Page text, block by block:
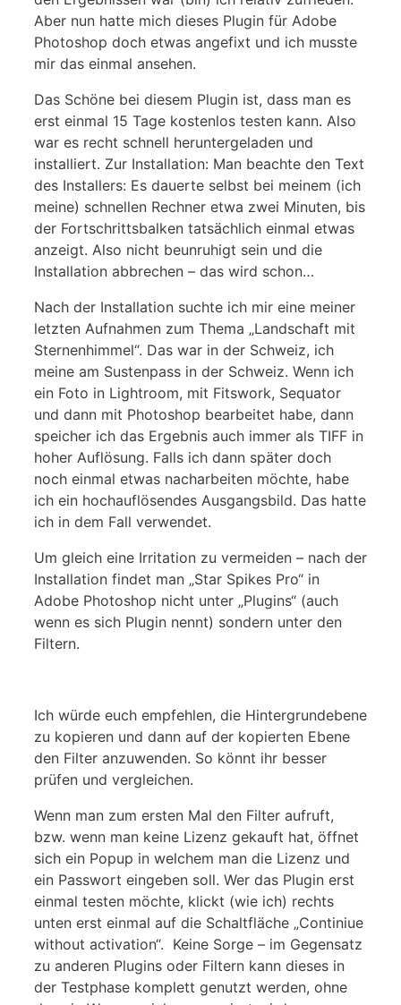
Aber nun hatte mich dieses Plugin für Adobe
Photoshop doch etwas angefixt und ich musste
mir das einmal ansehen.
Das Schöne bei diesem Plugin ist, dass man es
erst einmal 15 Tage kostenlos testen kann. Also
war es recht schnell heruntergeladen und
installiert. Zur Installation: Man beachte den Text
des Installers: Es dauerte selbst bei meinem (ich
meine) schnellen Rechner etwa zwei Minuten, bis
der Fortschrittsbalken tatsächlich einmal etwas
anzeigt. Also nicht beunruhigt sein und die
Installation abbrechen – das wird schon…
Nach der Installation suchte ich mir eine meiner
letzten Aufnahmen zum Thema „Landschaft mit
Sternenhimmel“. Das war in der Schweiz, ich
meine am Sustenpass in der Schweiz. Wenn ich
ein Foto in Lightroom, mit Fitswork, Sequator
und dann mit Photoshop bearbeitet habe, dann
speicher ich das Ergebnis auch immer als TIFF in
hoher Auflösung. Falls ich dann später doch
noch einmal etwas nacharbeiten möchte, habe
ich ein hochauflösendes Ausgangsbild. Das hatte
ich in dem Fall verwendet.
Um gleich eine Irritation zu vermeiden – nach der
Installation findet man „Star Spikes Pro“ in
Adobe Photoshop nicht unter „Plugins“ (auch
wenn es sich Plugin nennt) sondern unter den
Filtern.
Ich würde euch empfehlen, die Hintergrundebene
zu kopieren und dann auf der kopierten Ebene
den Filter anzuwenden. So könnt ihr besser
prüfen und vergleichen.
Wenn man zum ersten Mal den Filter aufruft,
bzw. wenn man keine Lizenz gekauft hat, öffnet
sich ein Popup in welchem man die Lizenz und
ein Passwort eingeben soll. Wer das Plugin erst
einmal testen möchte, klickt (wie ich) rechts
unten erst einmal auf die Schaltfläche „Continiue
without activation“. Keine Sorge – im Gegensatz
zu anderen Plugins oder Filtern kann dieses in
der Testphase komplett genutzt werden, ohne